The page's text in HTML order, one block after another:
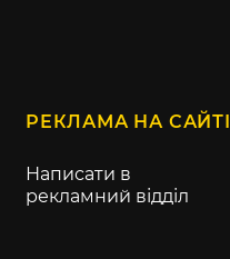
РЕКЛАМА НА САЙТІ
Написати в
рекламний відділ